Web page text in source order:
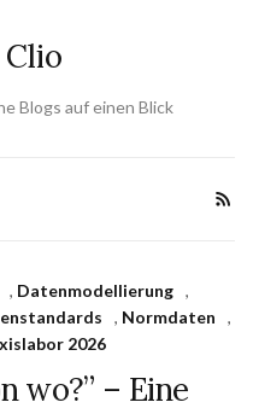
Blogs auf einen Blick
, Datenmodellierung ,
, Normdaten
,
2026
wo?” – Eine